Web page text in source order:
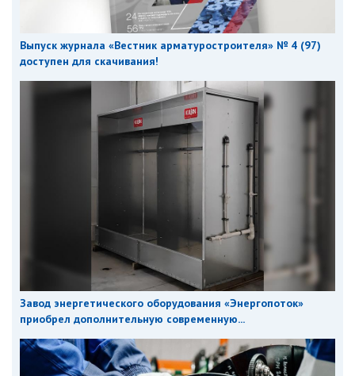
Выпуск журнала «Вестник арматуростроителя» № 4 (97)
доступен для скачивания!
Завод энергетического оборудования «Энергопоток»
приобрел дополнительную современную...